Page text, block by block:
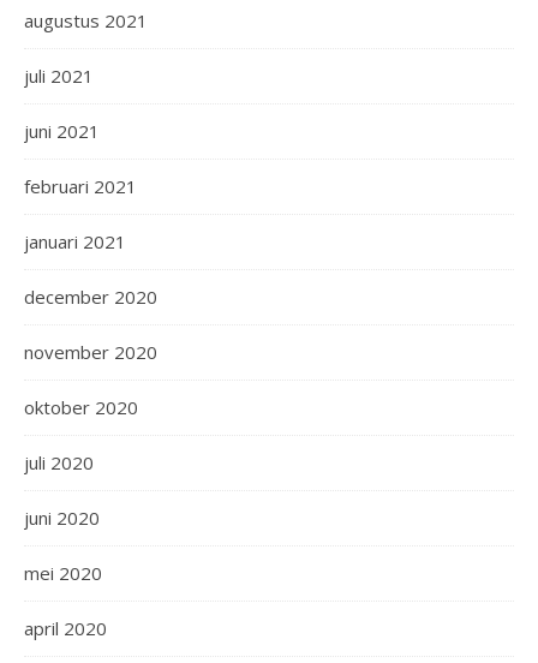
augustus 2021
juli 2021
juni 2021
februari 2021
januari 2021
december 2020
november 2020
oktober 2020
juli 2020
juni 2020
mei 2020
april 2020